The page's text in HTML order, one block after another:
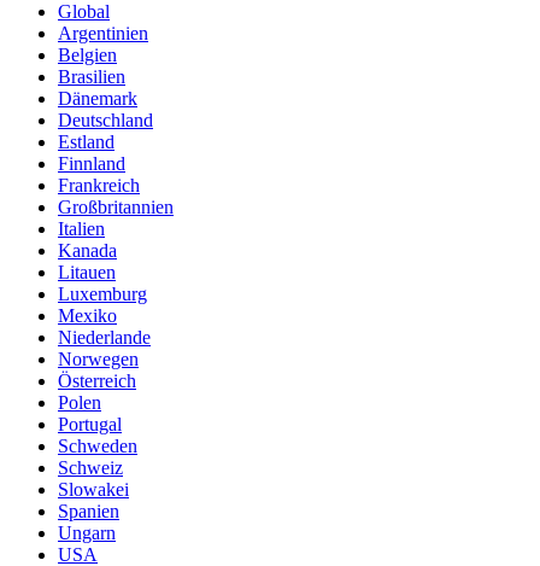
Global
Argentinien
Belgien
Brasilien
Dänemark
Deutschland
Estland
Finnland
Frankreich
Großbritannien
Italien
Kanada
Litauen
Luxemburg
Mexiko
Niederlande
Norwegen
Österreich
Polen
Portugal
Schweden
Schweiz
Slowakei
Spanien
Ungarn
USA